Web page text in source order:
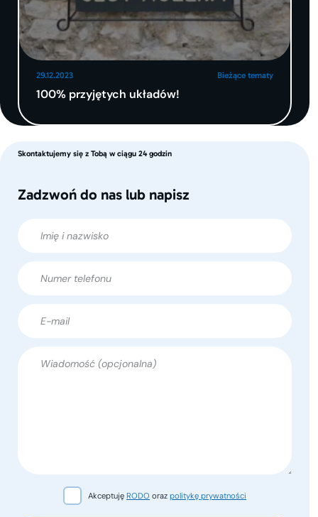
29.12.2023 Bieżące tematy
100% przyjętych układów!
Skontaktujemy się z Tobą w ciągu 24 godzin
Zadzwoń do nas lub napisz
Akceptuję RODO oraz politykę prywatności